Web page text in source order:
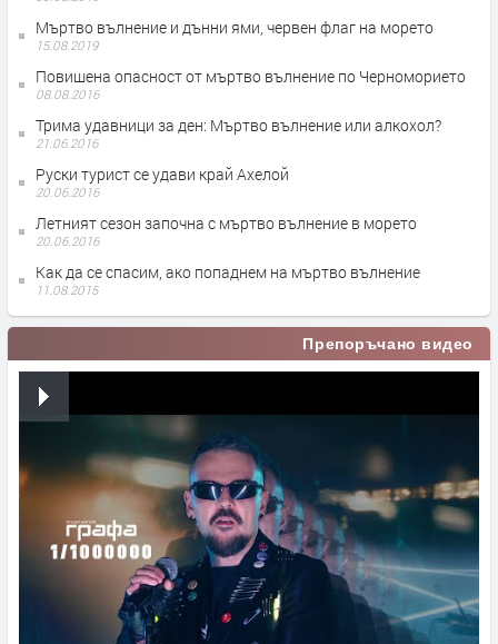
Мъртво вълнение и дънни ями, червен флаг на морето
15.08.2019
Повишена опасност от мъртво вълнение по Черноморието
08.08.2016
Трима удавници за ден: Мъртво вълнение или алкохол?
21.06.2016
Руски турист се удави край Ахелой
20.06.2016
Летният сезон започна с мъртво вълнение в морето
20.06.2016
Как да се спасим, ако попаднем на мъртво вълнение
11.08.2015
Препоръчано видео